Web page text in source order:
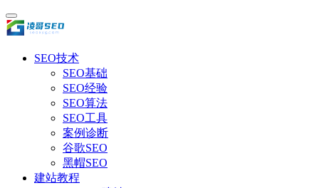
SEO技术
SEO基础
SEO经验
SEO算法
SEO工具
案例诊断
谷歌SEO
黑帽SEO
建站教程